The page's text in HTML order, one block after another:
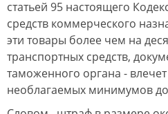
статьей 95 настоящего
средств коммерческого
эти товары более чем на
транспортных средств,
таможенного органа -
необлагаемых минимумов